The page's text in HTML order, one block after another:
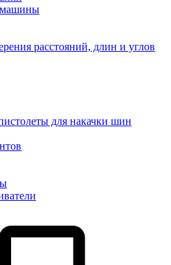
расстояний, длин и углов
для накачки шин